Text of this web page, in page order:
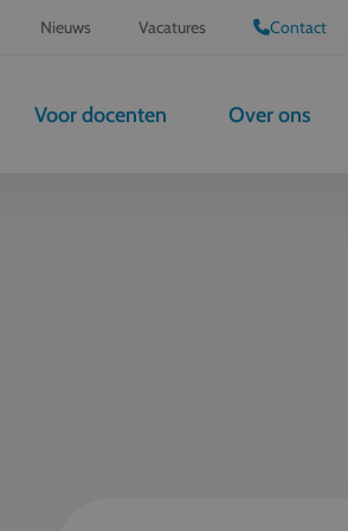
Nieuws Vacatures Contact
Voor docenten Over ons